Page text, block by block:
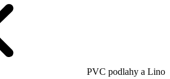
PVC podlahy a Lino